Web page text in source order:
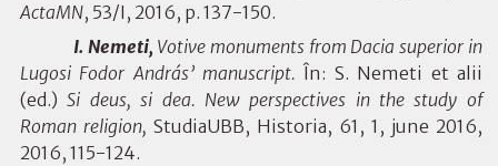
ActaMN, 53/I, 2016, p. 137-150.
I. Nemeti, Votive monuments from Dacia superior in
Lugosi Fodor András’ manuscript. În: S. Nemeti et alii
(ed.)Si deus, si dea. New perspectives in the study of
Roman religion, StudiaUBB, Historia, 61, 1, june 2016,
2016, 115-124.